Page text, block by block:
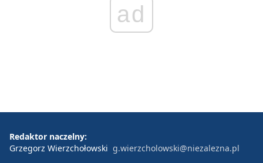
ad
Redaktor naczelny:
Grzegorz Wierzchołowski g.wierzcholowski@niezalezna.pl